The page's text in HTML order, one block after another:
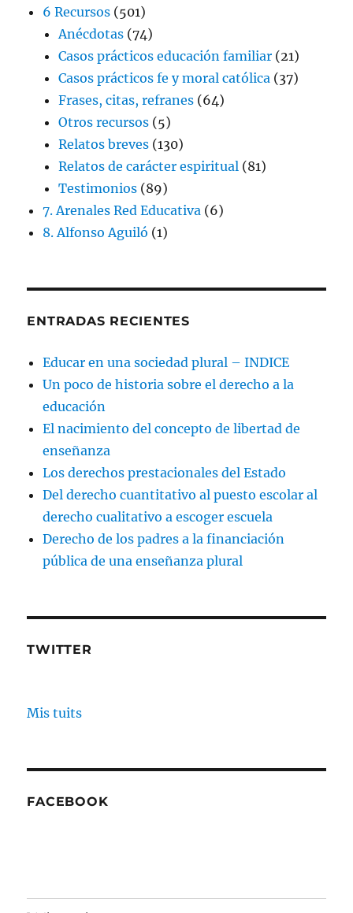
6 Recursos (501)
Anécdotas (74)
Casos prácticos educación familiar (21)
Casos prácticos fe y moral católica (37)
Frases, citas, refranes (64)
Otros recursos (5)
Relatos breves (130)
Relatos de carácter espiritual (81)
Testimonios (89)
7. Arenales Red Educativa (6)
8. Alfonso Aguiló (1)
ENTRADAS RECIENTES
Educar en una sociedad plural – INDICE
Un poco de historia sobre el derecho a la
educación
El nacimiento del concepto de libertad de
enseñanza
Los derechos prestacionales del Estado
Del derecho cuantitativo al puesto escolar al
derecho cualitativo a escoger escuela
Derecho de los padres a la financiación
pública de una enseñanza plural
TWITTER
Mis tuits
FACEBOOK